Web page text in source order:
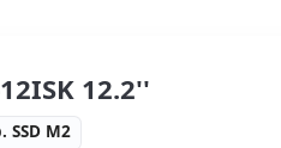
12.2''
SSD M2